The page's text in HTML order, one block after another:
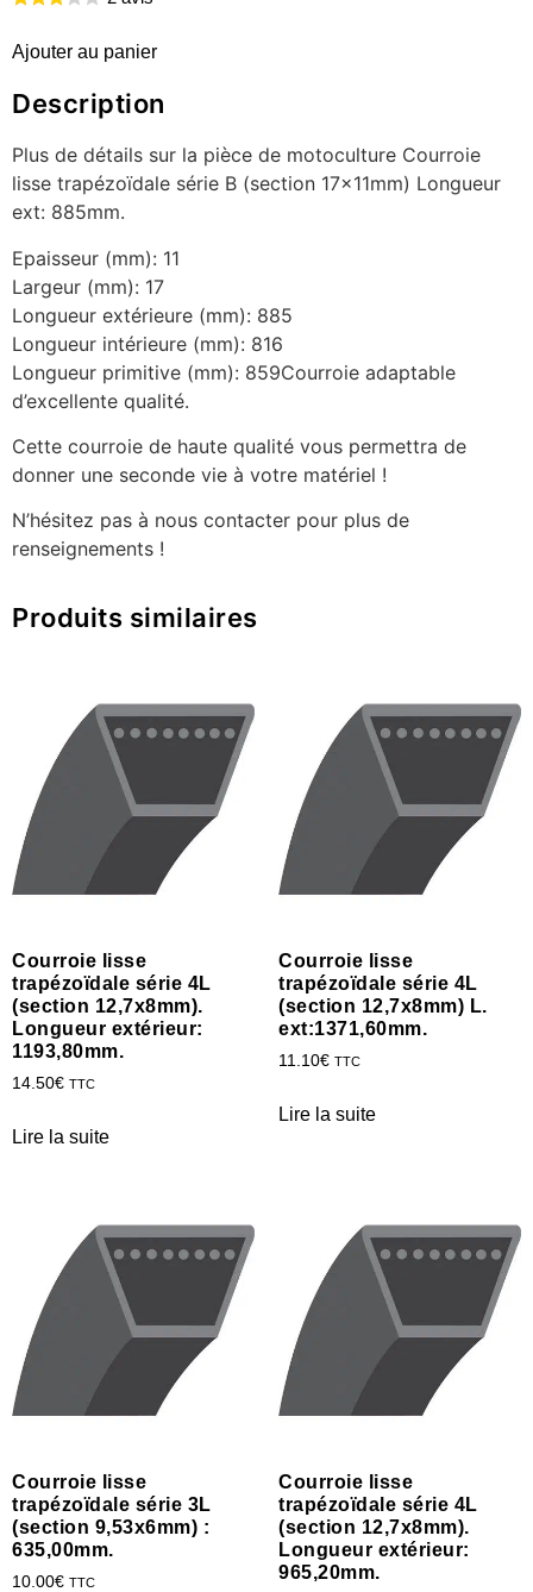
Ajouter au panier
Description
Plus de détails sur la pièce de motoculture Courroie
lisse trapézoïdale série B (section 17x11mm) Longueur
ext: 885mm.
Epaisseur (mm): 11
Largeur (mm): 17
Longueur extérieure (mm): 885
Longueur intérieure (mm): 816
Longueur primitive (mm): 859Courroie adaptable
d’excellente qualité.
Cette courroie de haute qualité vous permettra de
donner une seconde vie à votre matériel !
N’hésitez pas à nous contacter pour plus de
renseignements !
Produits similaires
Courroie lisse
trapézoïdale série 4L
(section 12,7x8mm).
Longueur extérieur:
1193,80mm.
14.50€ TTC
Lire la suite
Courroie lisse
trapézoïdale série 4L
(section 12,7x8mm) L.
ext:1371,60mm.
11.10€ TTC
Lire la suite
Courroie lisse
trapézoïdale série 3L
(section 9,53x6mm) :
635,00mm.
10.00€ TTC
Courroie lisse
trapézoïdale série 4L
(section 12,7x8mm).
Longueur extérieur:
965,20mm.